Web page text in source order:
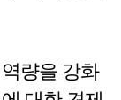
량을 강화